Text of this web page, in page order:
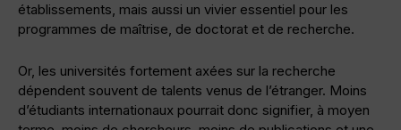
établissements, mais aussi un vivier essentiel pour les
programmes de maîtrise, de doctorat et de recherche.
Or, les universités fortement axées sur la recherche
dépendent souvent de talents venus de l’étranger. Moins
d’étudiants internationaux pourrait donc signifier, à moyen